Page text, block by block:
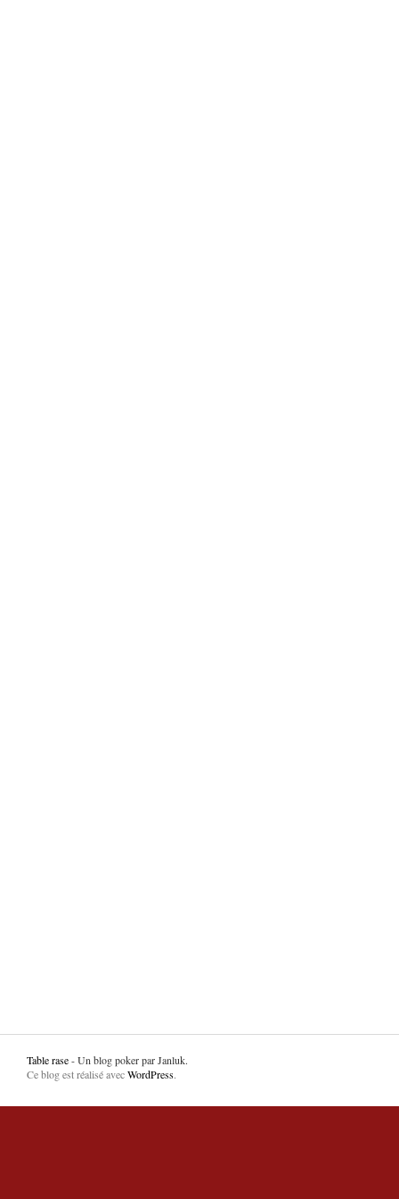
Table rase- Un blog poker par Janluk.
Ce blog est réalisé avecWordPress.